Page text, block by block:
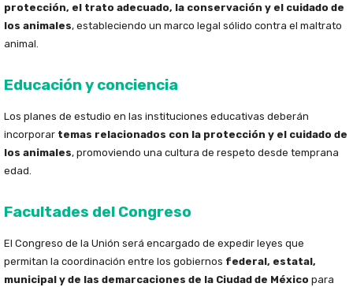
protección, el trato adecuado, la conservación y el cuidado de
los animales, estableciendo un marco legal sólido contra el maltrato
animal.
Educación y conciencia
Los planes de estudio en las instituciones educativas deberán
incorporar temas relacionados con la protección y el cuidado de
los animales, promoviendo una cultura de respeto desde temprana
edad.
Facultades del Congreso
El Congreso de la Unión será encargado de expedir leyes que
permitan la coordinación entre los gobiernos federal, estatal,
municipal y de las demarcaciones de la Ciudad de México para